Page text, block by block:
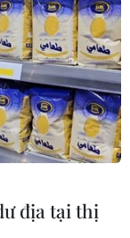
địa tại thị